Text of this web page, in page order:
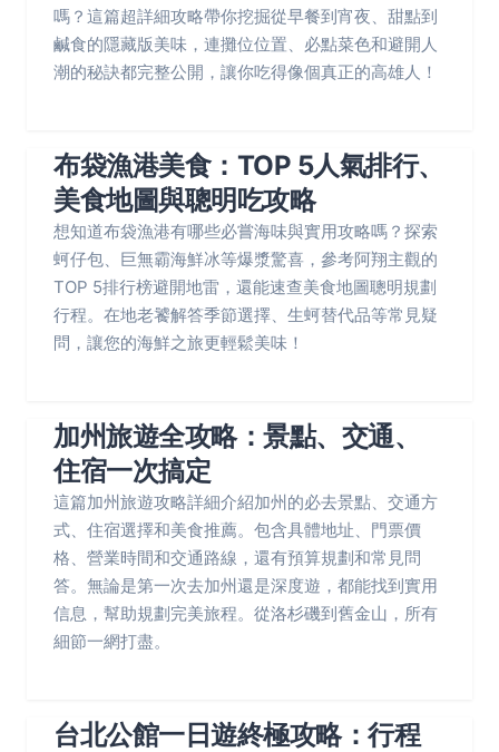
嗎？這篇超詳細攻略帶你挖掘從早餐到宵夜、甜點到
鹹食的隱藏版美味，連攤位位置、必點菜色和避開人
潮的秘訣都完整公開，讓你吃得像個真正的高雄人！
布袋漁港美食：TOP 5人氣排行、
美食地圖與聰明吃攻略
想知道布袋漁港有哪些必嘗海味與實用攻略嗎？探索
蚵仔包、巨無霸海鮮冰等爆漿驚喜，參考阿翔主觀的
TOP 5排行榜避開地雷，還能速查美食地圖聰明規劃
行程。在地老饕解答季節選擇、生蚵替代品等常見疑
問，讓您的海鮮之旅更輕鬆美味！
加州旅遊全攻略：景點、交通、
住宿一次搞定
這篇加州旅遊攻略詳細介紹加州的必去景點、交通方
式、住宿選擇和美食推薦。包含具體地址、門票價
格、營業時間和交通路線，還有預算規劃和常見問
答。無論是第一次去加州還是深度遊，都能找到實用
信息，幫助規劃完美旅程。從洛杉磯到舊金山，所有
細節一網打盡。
台北公館一日遊終極攻略：行程